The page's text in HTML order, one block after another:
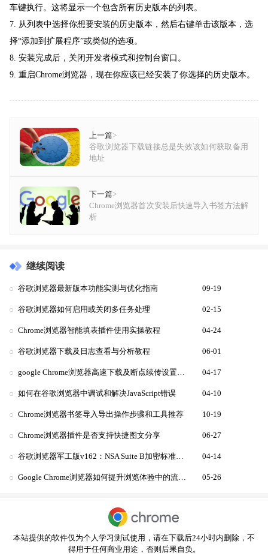
车键执行。这将显示一个包含所有历史版本的列表。
7. 从列表中选择你想要安装的历史版本，然后右键单击该版本，选
择“添加到扩展程序”或类似的选项。
8. 安装完成后，关闭开发者模式和控制台窗口。
9. 重启Chrome浏览器，现在你应该已经安装了你选择的历史版本。
上一篇>
谷歌浏览器下载链接总是失效该如何获取备用
地址
下一篇>
Chrome浏览器首次安装后快速导入书签方法解
析
继续阅读
谷歌浏览器最新版本功能实测与优化指南 09-19
谷歌浏览器如何启用或关闭多任务处理 02-15
Chrome浏览器智能填表插件使用实操教程 04-24
谷歌浏览器下载及日志查看与分析教程 06-01
google Chrome浏览器高速下载及断点续传设置教程 04-17
如何在谷歌浏览器中调试和解决JavaScript错误 04-10
Chrome浏览器书签导入导出操作步骤和工具推荐 10-19
Chrome浏览器插件是否支持快捷图文分享 06-27
谷歌浏览器军工版v162：NSA Suite B加密标准适配 04-14
Google Chrome浏览器如何提升浏览体验中的流畅度 05-26
本站提供的软件仅为个人学习测试使用，请在下载后24小时内删除，不
得用于任何商业用途，否则后果自负。